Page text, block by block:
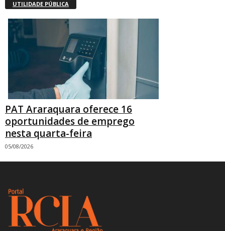
UTILIDADE PÚBLICA
PAT Araraquara oferece 16
oportunidades de emprego
nesta quarta-feira
05/08/2026